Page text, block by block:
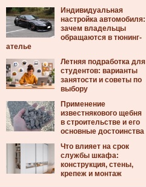
Индивидуальная
настройка автомобиля:
зачем владельцы
обращаются в тюнинг-
ателье
Летняя подработка для
студентов: варианты
занятости и советы по
выбору
Применение
известнякового щебня
в строительстве и его
основные достоинства
Что влияет на срок
службы шкафа:
конструкция, стены,
крепеж и монтаж